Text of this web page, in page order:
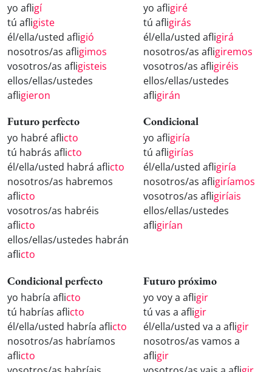
yo afligí
tú afligiste
él/ella/usted afligió
nosotros/as afligimos
vosotros/as afligisteis
ellos/ellas/ustedes
afligieron
yo afligiré
tú afligirás
él/ella/usted afligirá
nosotros/as afligiremos
vosotros/as afligiréis
ellos/ellas/ustedes
afligirán
Futuro perfecto
yo habré aflicto
tú habrás aflicto
él/ella/usted habrá aflicto
nosotros/as habremos
aflicto
vosotros/as habréis
aflicto
ellos/ellas/ustedes habrán
aflicto
Condicional
yo afligiría
tú afligirías
él/ella/usted afligiría
nosotros/as afligiríamos
vosotros/as afligiríais
ellos/ellas/ustedes
afligirían
Condicional perfecto
yo habría aflicto
tú habrías aflicto
él/ella/usted habría aflicto
nosotros/as habríamos
aflicto
Futuro próximo
yo voy a afligir
tú vas a afligir
él/ella/usted va a afligir
nosotros/as vamos a
afligir